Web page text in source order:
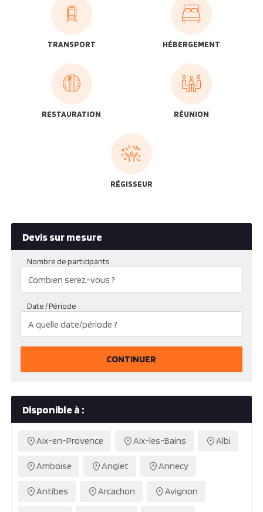
TRANSPORT HÉBERGEMENT
RESTAURATION RÉUNION
RÉGISSEUR
Devis sur mesure
Nombre de participants
Date / Période
CONTINUER
Disponible à :
Aix-en-Provence Aix-les-Bains Albi
Amboise Anglet Annecy
Antibes Arcachon Avignon